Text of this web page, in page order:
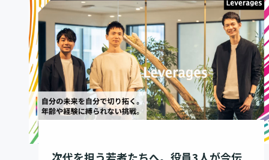
次代を担う若者たちへ。役員3人が今伝